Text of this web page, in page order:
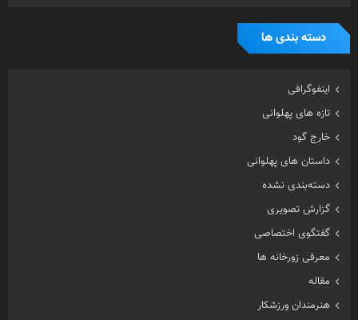
دسته بندی ها
اینفوگرافی
تازه های پهلوانی
خارج گود
داستان های پهلوانی
دسته‌بندی نشده
گزارش تصویری
گفتگوی اختصاصی
معرفی زورخانه ها
مقاله
هنرمندان ورزشکار